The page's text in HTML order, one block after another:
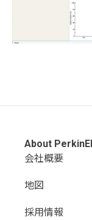
About
会社概要
地図
採用情報